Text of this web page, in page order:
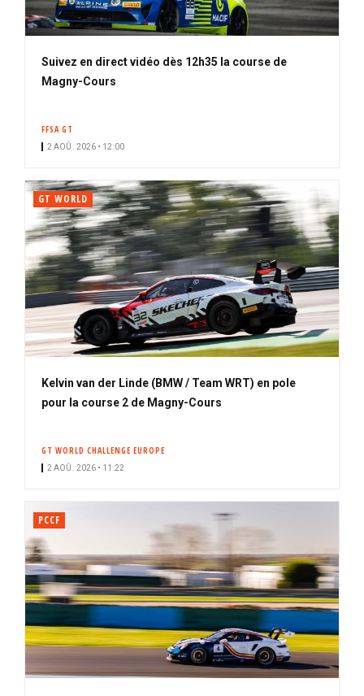
Suivez en direct vidéo dès 12h35 la course de
Magny-Cours
FFSA GT
2 AOÛ. 2026 • 12:00
GT WORLD
Kelvin van der Linde (BMW / Team WRT) en pole
pour la course 2 de Magny-Cours
GT WORLD CHALLENGE EUROPE
2 AOÛ. 2026 • 11:22
PCCF